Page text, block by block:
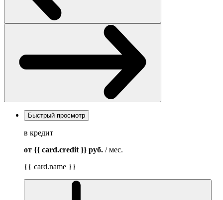
Быстрый просмотр
в кредит
от {{ card.credit }} руб. / мес.
{{ card.name }}